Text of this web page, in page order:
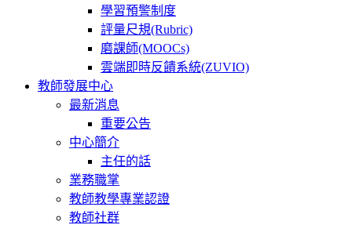
學習預警制度
評量尺規(Rubric)
磨課師(MOOCs)
雲端即時反饋系統(ZUVIO)
教師發展中心
最新消息
重要公告
中心簡介
主任的話
業務職掌
教師教學專業認證
教師社群